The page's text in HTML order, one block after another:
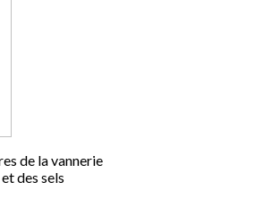
de la vannerie
des sels